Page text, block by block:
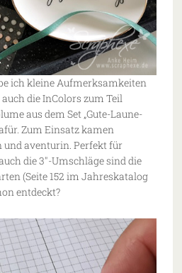
ich kleine Aufmerksamkeiten
die InColors zum Teil
aus dem Set „Gute-Laune-
Zum Einsatz kamen
aventurin. Perfekt für
die 3″-Umschläge sind die
(Seite 152 im Jahreskatalog
entdeckt?